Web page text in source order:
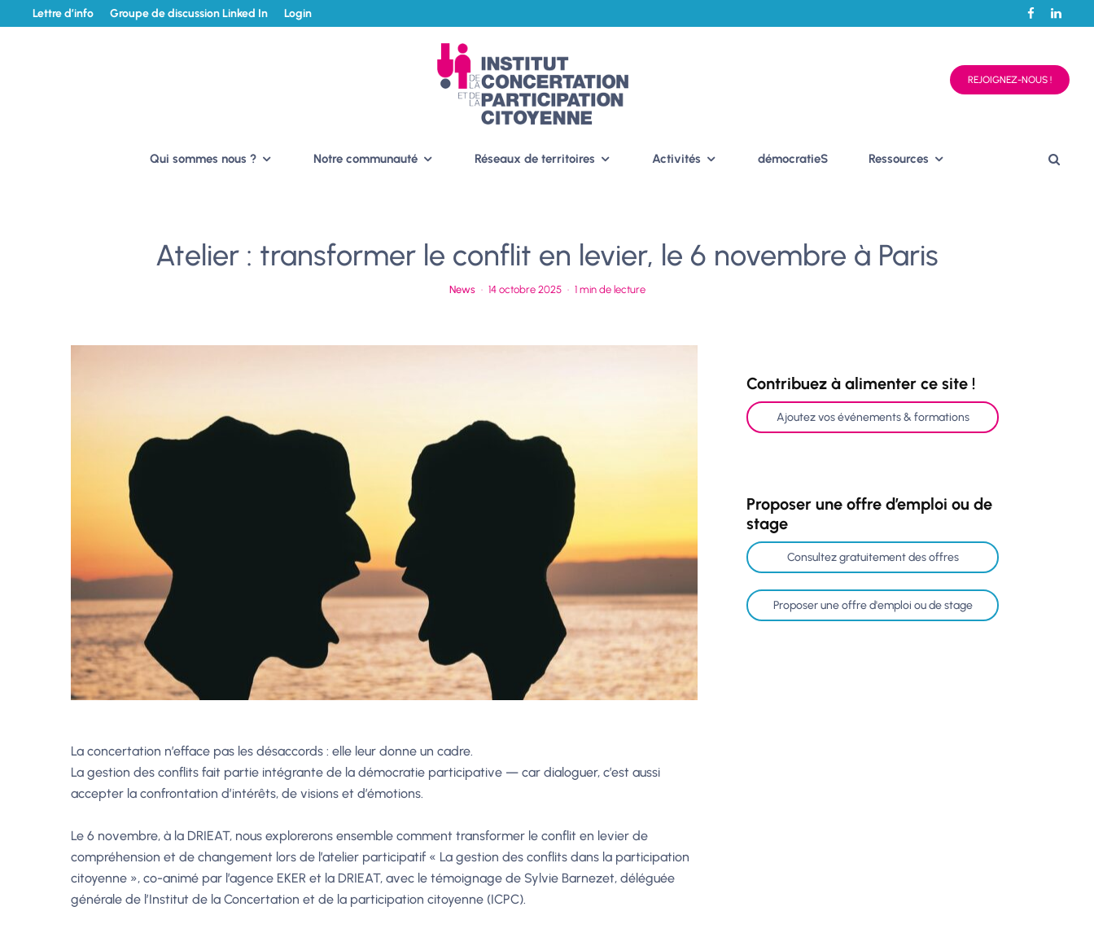
Lettre d’info Groupe de discussion Linked In Login
REJOIGNEZ-NOUS !
Qui sommes nous ? Notre communauté Réseaux de territoires Activités démocratieS Ressources
Atelier : transformer le conflit en levier, le 6 novembre à Paris
News · 14 octobre 2025 · 1 min de lecture
La concertation n’efface pas les désaccords : elle leur donne un cadre.
La gestion des conflits fait partie intégrante de la démocratie participative — car dialoguer, c’est aussi
accepter la confrontation d’intérêts, de visions et d’émotions.
Le 6 novembre, à la DRIEAT, nous explorerons ensemble comment transformer le conflit en levier de
compréhension et de changement lors de l’atelier participatif « La gestion des conflits dans la participation
citoyenne », co-animé par l’agence EKER et la DRIEAT, avec le témoignage de Sylvie Barnezet, déléguée
générale de l’Institut de la Concertation et de la participation citoyenne (ICPC).
Contribuez à alimenter ce site !
Ajoutez vos événements & formations
Proposer une offre d’emploi ou de
stage
Consultez gratuitement des offres
Proposer une offre d'emploi ou de stage